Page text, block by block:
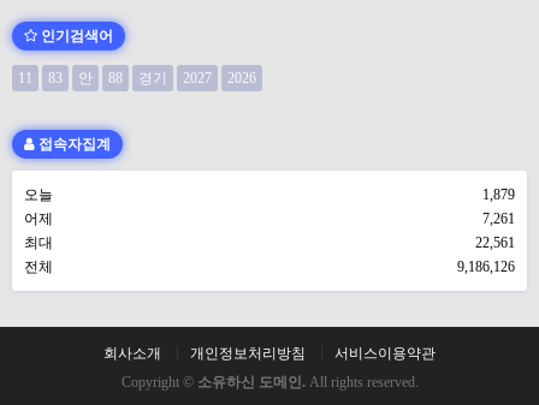
인기검색어
11 83 안 88 경기 2027 2026
접속자집계
오늘
1,879
어제
7,261
최대
22,561
전체
9,186,126
회사소개 개인정보처리방침
서비스이용약관
Copyright © 소유하신 도메인. All rights reserved.